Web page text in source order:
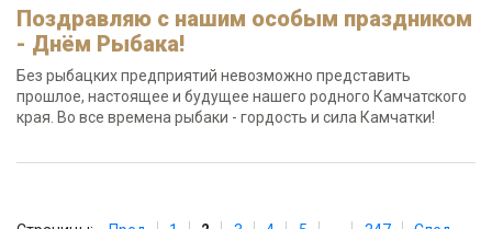
Поздравляю с нашим особым праздником
- Днём Рыбака!
Без рыбацких предприятий невозможно представить
прошлое, настоящее и будущее нашего родного Камчатского
края. Во все времена рыбаки - гордость и сила Камчатки!